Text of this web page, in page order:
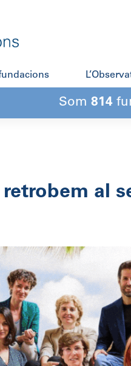
Som 814
al